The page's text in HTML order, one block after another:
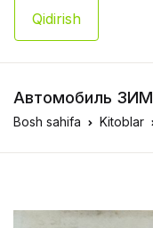
Qidirish
Автомобиль ЗИМ
Bosh sahifa Kitoblar